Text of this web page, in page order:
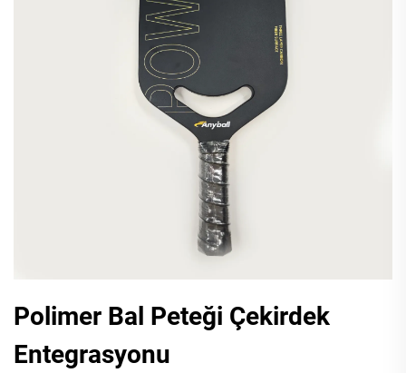
Polimer Bal Peteği Çekirdek
Entegrasyonu